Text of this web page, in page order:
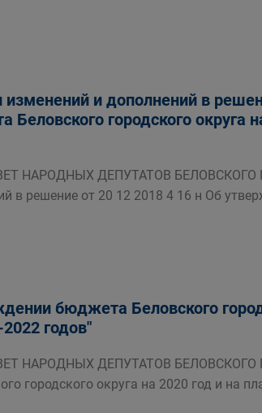
изменений и дополнений в
городского округа
НАРОДНЫХ ДЕПУТАТОВ
в решение от 20 12 2018 4 16 н Об
бюджета Беловского
годов"
НАРОДНЫХ ДЕПУТАТОВ
городского округа на 2020 год и на